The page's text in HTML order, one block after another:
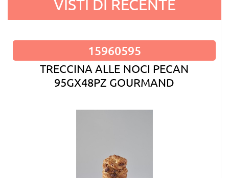
VISTI DI RECENTE
15960595
TRECCINA ALLE NOCI PECAN
95GX48PZ GOURMAND